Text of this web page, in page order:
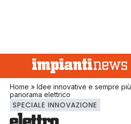
Home » Idee innovative e sempre
panorama elettrico
SPECIALE INNOVAZIONE